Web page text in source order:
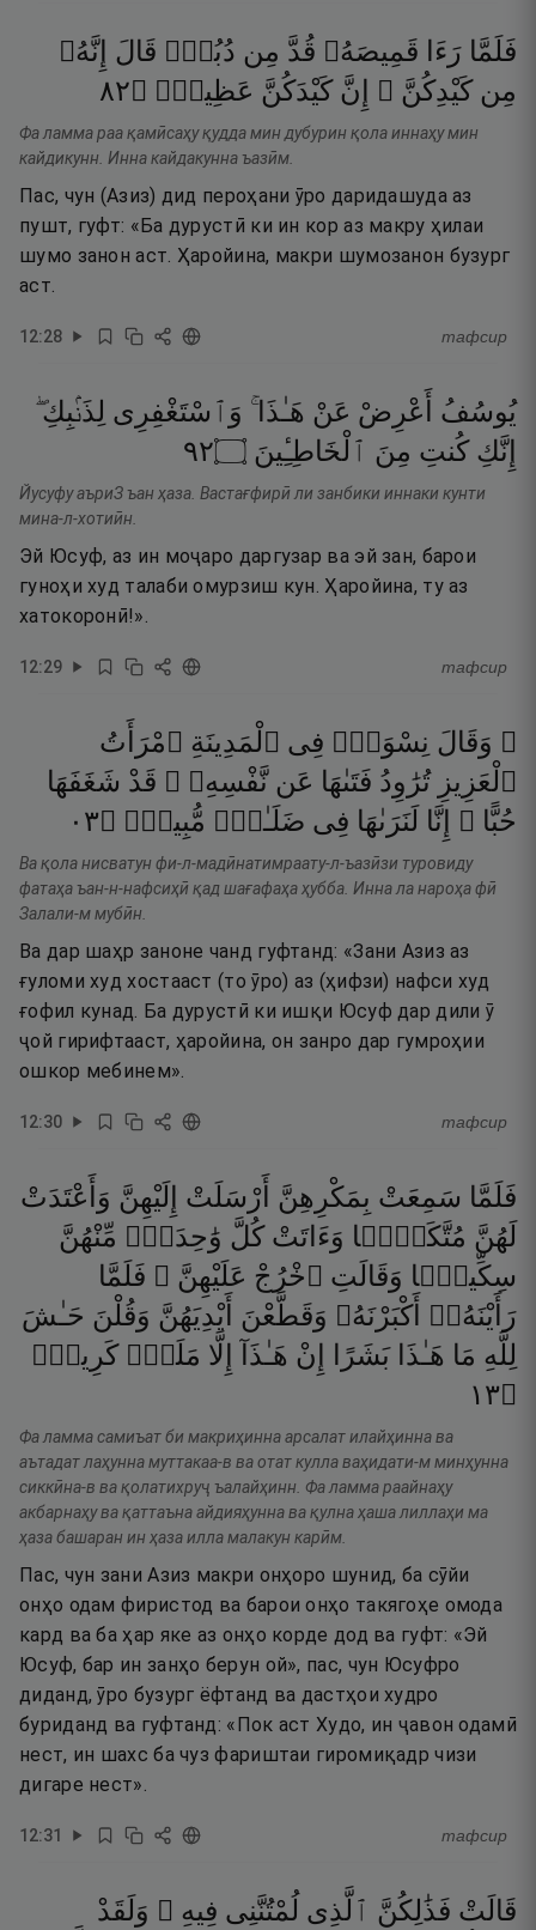
فَلَمَّا رَءَا قَمِيصَهُۥ قُدَّ مِن دُبُرٍۢ قَالَ إِنَّهُۥ
مِن كَيْدِكُنَّ ۖ إِنَّ كَيْدَكُنَّ عَظِيمٌۭ ۝٢٨
Фа ламма раа қамӣсаҳу қудда мин дубурин қола иннаҳу мин
кайдикунн. Инна кайдакунна ъазӣм.
Пас, чун (Азиз) дид пероҳани ӯро даридашуда аз
пушт, гуфт: «Ба дурустӣ ки ин кор аз макру ҳилаи
шумо занон аст. Ҳаройина, макри шумозанон бузург
аст.
12:28 тафсир
يُوسُفُ أَعْرِضْ عَنْ هَـٰذَا ۚ وَٱسْتَغْفِرِى لِذَنۢبِكِ ۖ
إِنَّكِ كُنتِ مِنَ ٱلْخَاطِـِٔينَ ۝٢٩
Йусуфу аъриЗ ъан ҳаза. Вастағфирӣ ли занбики иннаки кунти
мина-л-хотиӣн.
Эй Юсуф, аз ин моҷаро даргузар ва эй зан, барои
гуноҳи худ талаби омурзиш кун. Ҳаройина, ту аз
хатокоронӣ!».
12:29 тафсир
۞ وَقَالَ نِسْوَةٌۭ فِى ٱلْمَدِينَةِ ٱمْرَأَتُ
ٱلْعَزِيزِ تُرَٰوِدُ فَتَىٰهَا عَن نَّفْسِهِۦ ۖ قَدْ شَغَفَهَا
حُبًّا ۖ إِنَّا لَنَرَىٰهَا فِى ضَلَـٰلٍۢ مُّبِينٍۢ ۝٣٠
Ва қола нисватун фи-л-мадӣнатимраату-л-ъазӣзи туровиду
фатаҳа ъан-н-нафсиҳӣ қад шағафаҳа ҳубба. Инна ла нароҳа фӣ
Залали-м мубӣн.
Ва дар шаҳр заноне чанд гуфтанд: «Зани Азиз аз
ғуломи худ хостааст (то ӯро) аз (ҳифзи) нафси худ
ғофил кунад. Ба дурустӣ ки ишқи Юсуф дар дили ӯ
ҷой гирифтааст, ҳаройина, он занро дар гумроҳии
ошкор мебинем».
12:30 тафсир
فَلَمَّا سَمِعَتْ بِمَكْرِهِنَّ أَرْسَلَتْ إِلَيْهِنَّ وَأَعْتَدَتْ
لَهُنَّ مُتَّكَـًۭٔا وَءَاتَتْ كُلَّ وَٰحِدَةٍۢ مِّنْهُنَّ
سِكِّينًۭا وَقَالَتِ ٱخْرُجْ عَلَيْهِنَّ ۖ فَلَمَّا
رَأَيْنَهُۥٓ أَكْبَرْنَهُۥ وَقَطَّعْنَ أَيْدِيَهُنَّ وَقُلْنَ حَـٰشَ
لِلَّهِ مَا هَـٰذَا بَشَرًا إِنْ هَـٰذَآ إِلَّا مَلَكٌۭ كَرِيمٌۭ
۝٣١
Фа ламма самиъат би макриҳинна арсалат илайҳинна ва
аътадат лаҳунна муттакаа-в ва отат кулла ваҳидати-м минҳунна
сиккӣна-в ва қолатихруҷ ъалайҳинн. Фа ламма раайнаҳу
акбарнаҳу ва қаттаъна айдияҳунна ва қулна ҳаша лиллаҳи ма
ҳаза башаран ин ҳаза илла малакун карӣм.
Пас, чун зани Азиз макри онҳоро шунид, ба сӯйи
онҳо одам фиристод ва барои онҳо такягоҳе омода
кард ва ба ҳар яке аз онҳо корде дод ва гуфт: «Эй
Юсуф, бар ин занҳо берун ой», пас, чун Юсуфро
диданд, ӯро бузург ёфтанд ва дастҳои худро
буриданд ва гуфтанд: «Пок аст Худо, ин ҷавон одамӣ
нест, ин шахс ба чуз фариштаи гиромиқадр чизи
дигаре нест».
12:31 тафсир
قَالَتْ فَذَٰلِكُنَّ ٱلَّذِى لُمْتُنَّنِى فِيهِ ۖ وَلَقَدْ